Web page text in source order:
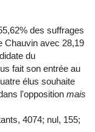
des suffrages
Chauvin avec 28,19
du
fait son entrée au
élus souhaite
l'opposition mais
4074; nul, 155;